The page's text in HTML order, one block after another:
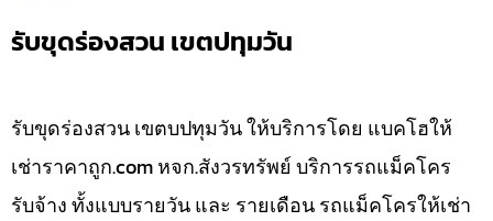
รับขุดร่องสวน เขตปทุมวัน
รับขุดร่องสวน เขตบปทุมวัน ให้บริการโดย แบคโฮให้
เช่าราคาถูก.com หจก.สังวรทรัพย์ บริการรถแม็คโคร
รับจ้าง ทั้งแบบรายวัน และ รายเดือน รถแม็คโครให้เช่า